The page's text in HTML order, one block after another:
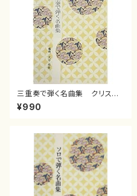
三重奏で弾く名曲集 クリスマ
スメドレー( 箏2/大平光美 編
曲/楽譜）
¥990